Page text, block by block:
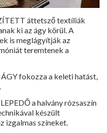
áttetsző textíliák
ki az ágy körül. A
is meglágyítják az
teremtenek a
fokozza a keleti hatást,
a halvány rózsaszín
készült
izgalmas színeket.